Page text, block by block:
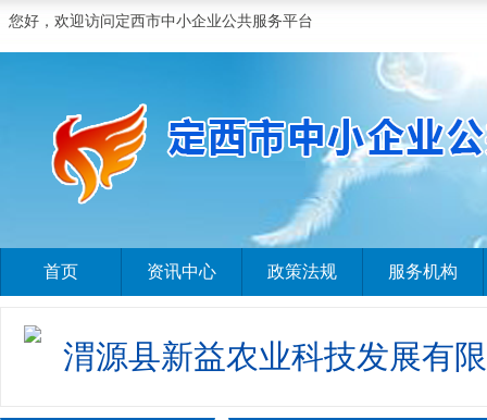
您好，欢迎访问定西市中小企业公共服务平台
首页 资讯中心 政策法规 服务机构
渭源县新益农业科技发展有